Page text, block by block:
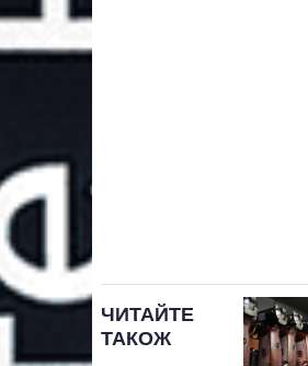
ЧИТАЙТЕ
ТАКОЖ